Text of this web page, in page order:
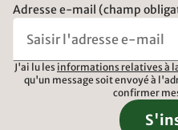
Adresse e-mail (champ
J'ai lu les informations relatives à
qu'un message soit envoyé à
confirmer